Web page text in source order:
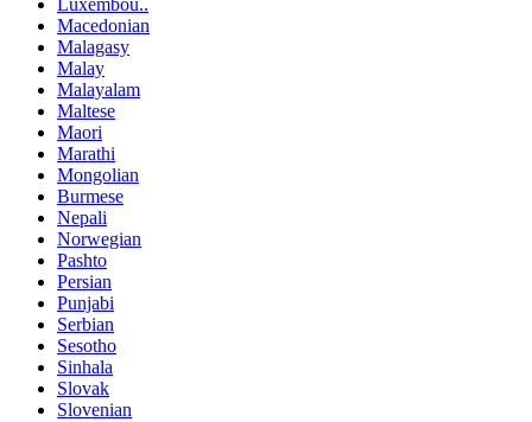
Luxembou..
Macedonian
Malagasy
Malay
Malayalam
Maltese
Maori
Marathi
Mongolian
Burmese
Nepali
Norwegian
Pashto
Persian
Punjabi
Serbian
Sesotho
Sinhala
Slovak
Slovenian